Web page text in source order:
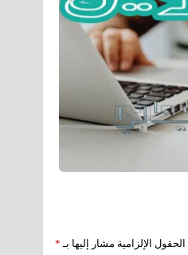
الحقول الإلزامية مشار إليها بـ *